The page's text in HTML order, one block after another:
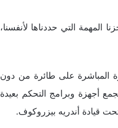
المهمة التي حددناها لأنفسنا،
المباشرة على طائرة من دون
أجهزة وبرامج التحكم بعيدة
قيادة أندريه بيزروكوف.